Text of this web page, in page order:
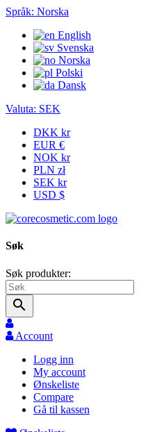
Språk: Norska
English
Svenska
Norska
Polski
Dansk
Valuta: SEK
DKK kr
EUR €
NOK kr
PLN zł
SEK kr
USD $
Søk
Søk produkter:
search
Account
Logg inn
My account
Ønskeliste
Compare
Gå til kassen